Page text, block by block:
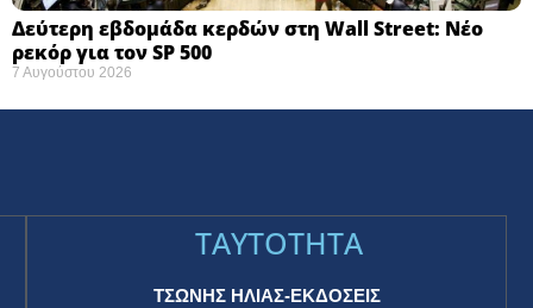
Δεύτερη εβδομάδα κερδών στη Wall Street: Νέο
ρεκόρ για τον SP 500
7 Αυγούστου 2026
TAYTOTHTA
ΤΣΩΝΗΣ ΗΛΙΑΣ-ΕΚΔΟΣΕΙΣ